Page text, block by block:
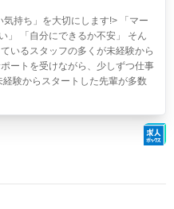
気持ち」を大切にします!> 「マー
」 「自分にできるか不安」 そん
いるスタッフの多くが未経験から
ートを受けながら、少しずつ仕事
験からスタートした先輩が多数